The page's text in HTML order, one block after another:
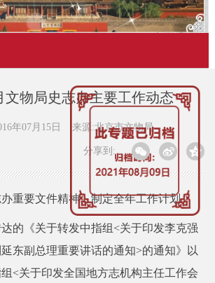
文物局史志办主要工作动态
年07月15日 来源:北京市文物局
分享到:
要文件精神，制定全年工作计划。
《关于转发中指组<关于印发李克强
东副总理重要讲话的通知>的通知》以
<关于印发全国地方志机构主任工作会